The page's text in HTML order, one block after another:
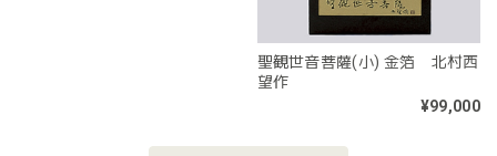
聖観世音菩薩(小) 金箔 北村西
望作
¥99,000